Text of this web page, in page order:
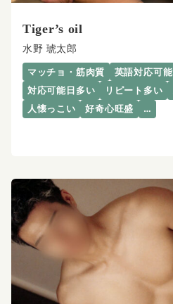
Tiger’s oil
水野 琥太郎
マッチョ・筋肉質 英語対応可能
対応可能日多い
リピート多い
人懐っこい
好奇心旺盛 …